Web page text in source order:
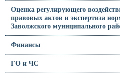
Оценка регулирующего
правовых актов и экспертиза
Заволжского муниципального
Финансы
ГО и ЧС